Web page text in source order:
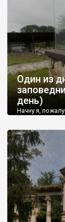
Один из
день)
Начну я,